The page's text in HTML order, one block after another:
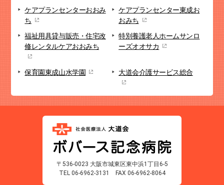
ケアプランセンターおおみ
ち
ケアプランセンター東成お
おみち
福祉用具貸与販売・住宅改
修レンタルケアおおみち
特別養護老人ホームサンロ
ーズオオサカ
保育園東成山水学園 大道会介護サービス総合
〒536-0023 大阪市城東区東中浜1丁目6-5
TEL 06-6962-3131
FAX 06-6962-8064